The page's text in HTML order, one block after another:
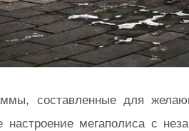
составленные для
настроение мегаполиса с